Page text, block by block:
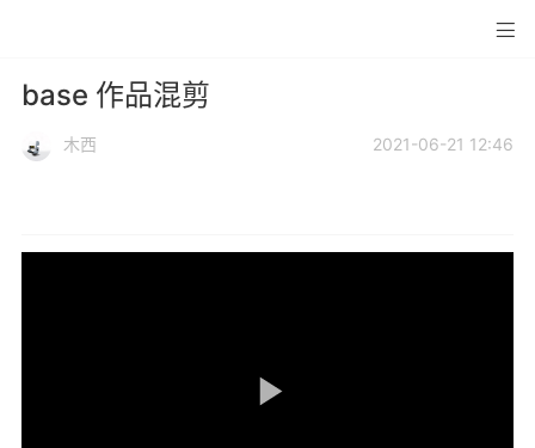
base 作品混剪
木西 2021-06-21 12:46